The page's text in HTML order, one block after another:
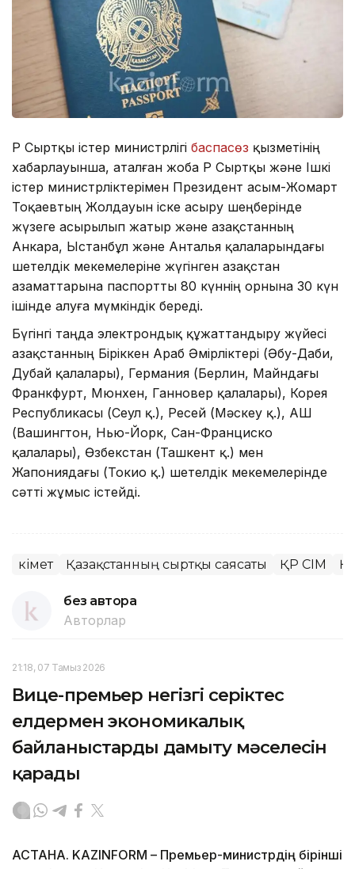
ҚР Сыртқы істер министрлігі баспасөз қызметінің
хабарлауынша, аталған жоба ҚР Сыртқы және Ішкі
істер министрліктерімен Президент Қасым-Жомарт
Тоқаевтың Жолдауын іске асыру шеңберінде
жүзеге асырылып жатыр және Қазақстанның
Анкара, Ыстанбұл және Анталья қалаларындағы
шетелдік мекемелеріне жүгінген Қазақстан
азаматтарына паспортты 80 күннің орнына 30 күн
ішінде алуға мүмкіндік береді.
Бүгінгі таңда электрондық құжаттандыру жүйесі
Қазақстанның Біріккен Араб Әмірліктері (Әбу-Даби,
Дубай қалалары), Германия (Берлин, Майндағы
Франкфурт, Мюнхен, Ганновер қалалары), Корея
Республикасы (Сеул қ.), Ресей (Мәскеу қ.), АҚШ
(Вашингтон, Нью-Йорк, Сан-Франциско
қалалары), Өзбекстан (Ташкент қ.) мен
Жапониядағы (Токио қ.) шетелдік мекемелерінде
сәтті жұмыс істейді.
Үкімет Қазақстанның сыртқы саясаты ҚР СІМ
без автора
Авторлар
21:18, 07 Тамыз 2026
Вице-премьер негізгі серіктес
елдермен экономикалық
байланыстарды дамыту мәселесін
қарады
АСТАНА. KAZINFORM – Премьер-министрдің бірінші